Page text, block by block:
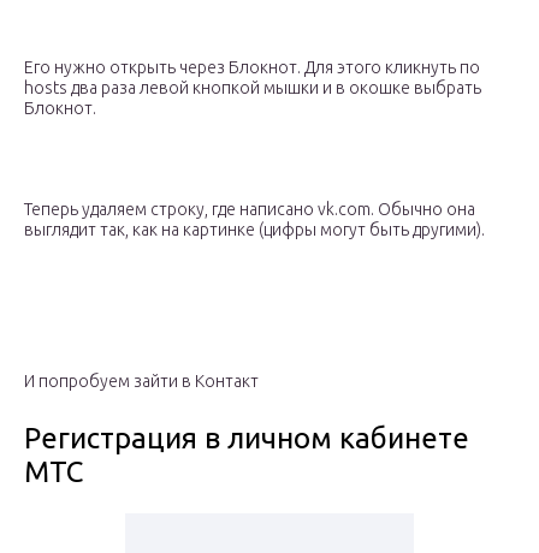
Его нужно открыть через Блокнот. Для этого кликнуть по
hosts два раза левой кнопкой мышки и в окошке выбрать
Блокнот.
Теперь удаляем строку, где написано vk.com. Обычно она
выглядит так, как на картинке (цифры могут быть другими).
И попробуем зайти в Контакт
Регистрация в личном кабинете
МТС